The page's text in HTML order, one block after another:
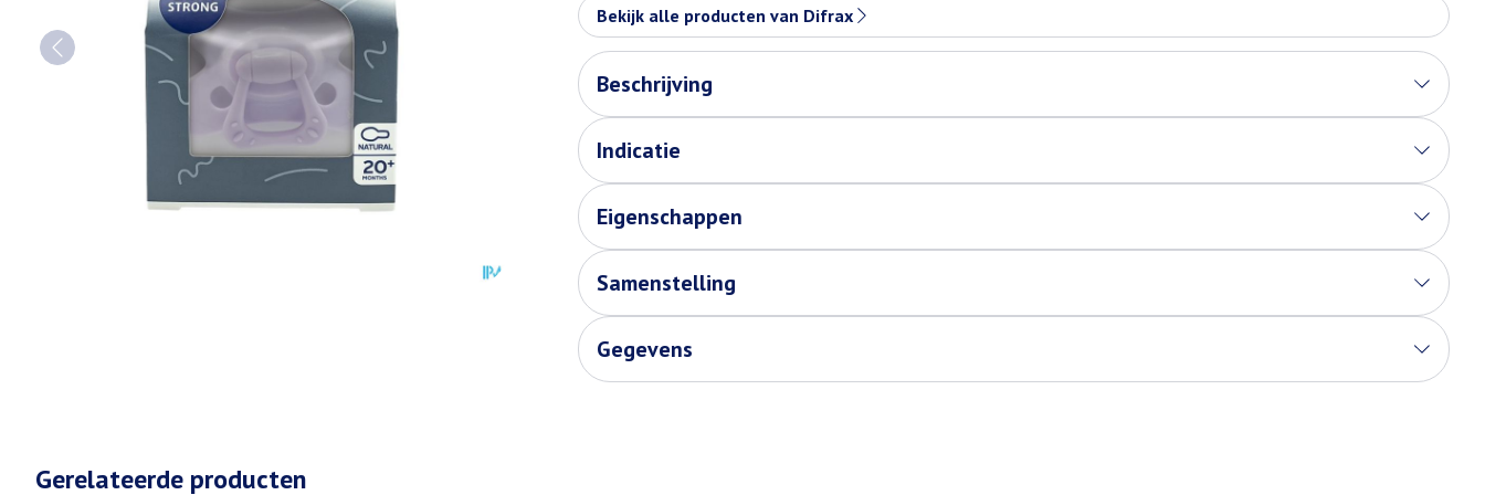
Bekijk alle producten van Difrax
Beschrijving
Indicatie
Eigenschappen
Samenstelling
Gegevens
Gerelateerde producten